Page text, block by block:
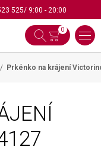
525/ 9:00 - 20:00
0
Prkénko na krájení